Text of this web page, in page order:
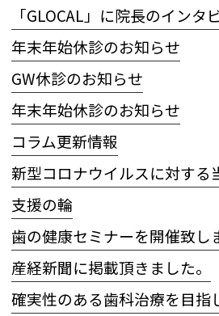
年末年始休診のお知らせ
GW休診のお知らせ
年末年始休診のお知らせ
コラム更新情報
支援の輪
歯の健康セミナーを開催致し
産経新聞に掲載頂きました。
確実性のある歯科治療を目指